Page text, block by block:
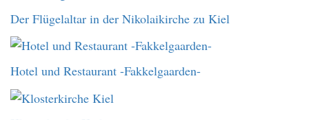
Der Flügelaltar in der Nikolaikirche zu Kiel
Hotel und Restaurant -Fakkelgaarden-